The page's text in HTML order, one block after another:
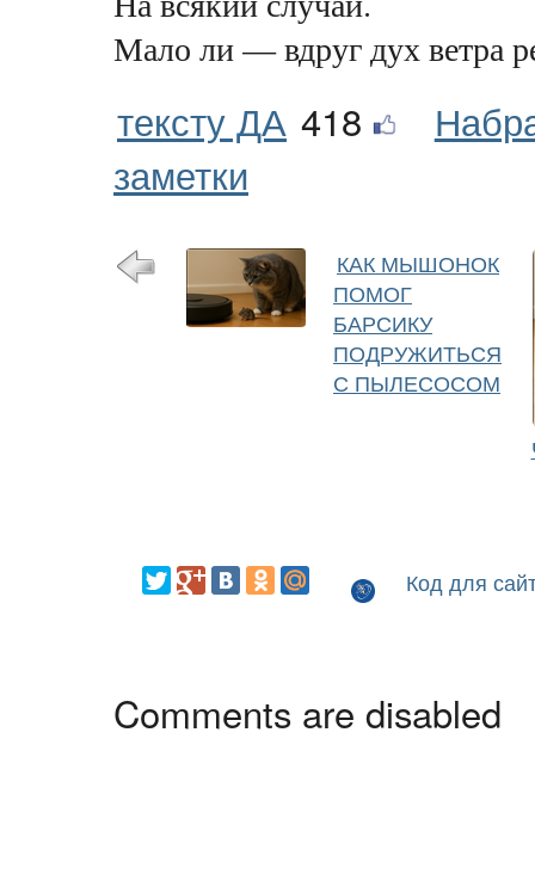
Мало ли — вдруг дух ветра
тексту ДА 418
заметки
КАК МЫШОНОК
ПОМОГ
БАРСИКУ
ПОДРУЖИТЬСЯ
С ПЫЛЕСОСОМ
Код для
Comments are disabled